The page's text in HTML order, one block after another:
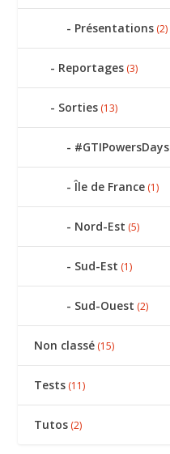
Présentations (2)
Reportages (3)
Sorties (13)
#GTIPowersDays
Île de France (1)
Nord-Est (5)
Sud-Est (1)
Sud-Ouest (2)
Non classé (15)
Tests (11)
Tutos (2)